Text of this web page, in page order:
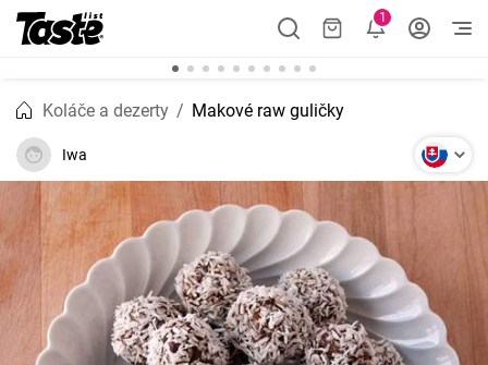
1
Koláče a dezerty Makové raw guličky
Iwa